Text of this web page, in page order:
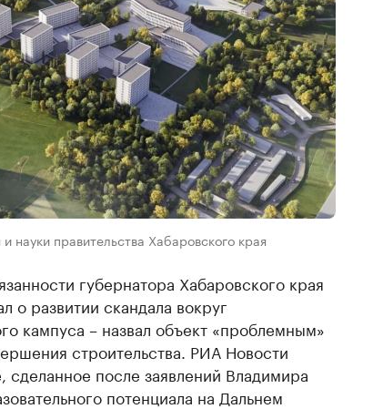
науки правительства Хабаровского края
губернатора Хабаровского края
развитии скандала вокруг
кампуса – назвал объект «проблемным»
строительства. РИА Новости
сделанное после заявлений Владимира
потенциала на Дальнем